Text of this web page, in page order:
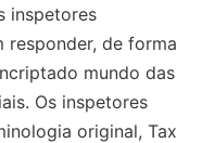
inspetores
responder, de forma
mundo das
Os inspetores
original, Tax